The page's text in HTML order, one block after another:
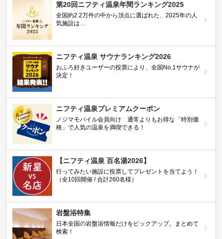
第20回ニフティ温泉年間ランキング2025
全国約2.2万件の中から頂点に選ばれた、2025年の人
気施設は…
ニフティ温泉 サウナランキング2026
おふろ好きユーザーの投票により、全国No.1サウナが
決定！
ニフティ温泉プレミアムクーポン
ノジマモバイル会員向け 通常よりもお得な「特別価
格」で人気の温泉を満喫できる！
【ニフティ温泉 百名湯2026】
行ってみたい施設に投票してプレゼントを当てよう！
（全10回開催 / 合計260名様）
岩盤浴特集
日本全国の岩盤浴情報だけをピックアップ。まとめて
検索！